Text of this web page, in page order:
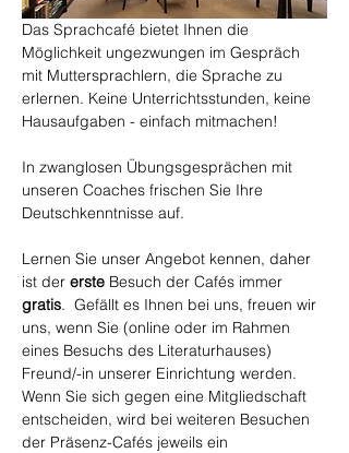
Das Sprachcafé bietet Ihnen die
Möglichkeit ungezwungen im Gespräch
mit Muttersprachlern, die Sprache zu
erlernen. Keine Unterrichtsstunden, keine
Hausaufgaben - einfach mitmachen!
In zwanglosen Übungsgesprächen mit
unseren Coaches frischen Sie Ihre
Deutschkenntnisse auf.
Lernen Sie unser Angebot kennen, daher
ist der erste Besuch der Cafés immer
gratis.  Gefällt es Ihnen bei uns, freuen wir
uns, wenn Sie (online oder im Rahmen
eines Besuchs des Literaturhauses)
Freund/-in unserer Einrichtung werden.
Wenn Sie sich gegen eine Mitgliedschaft
entscheiden, wird bei weiteren Besuchen
der Präsenz-Cafés jeweils ein